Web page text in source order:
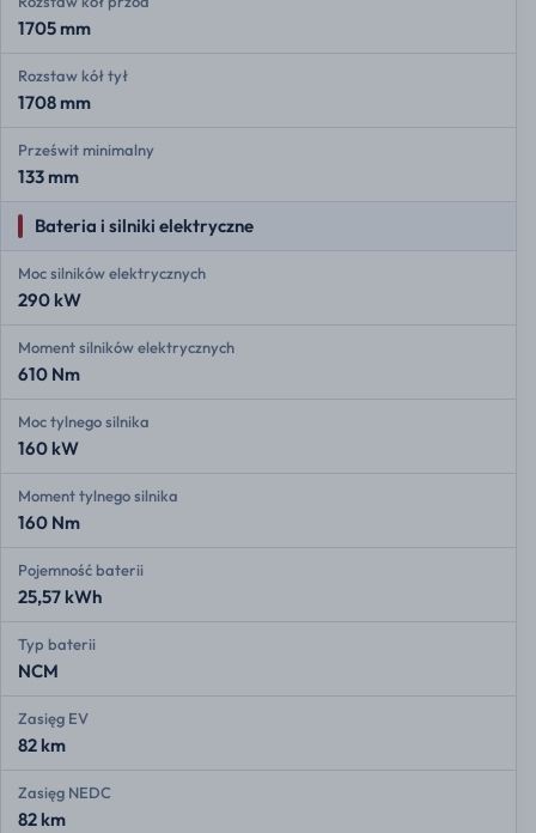
1705 mm
Rozstaw kół tył
1708 mm
Prześwit minimalny
133 mm
Bateria i silniki elektryczne
Moc silników elektrycznych
290 kW
Moment silników elektrycznych
610 Nm
Moc tylnego silnika
160 kW
Moment tylnego silnika
160 Nm
Pojemność baterii
25,57 kWh
Typ baterii
NCM
Zasięg EV
82 km
Zasięg NEDC
82 km